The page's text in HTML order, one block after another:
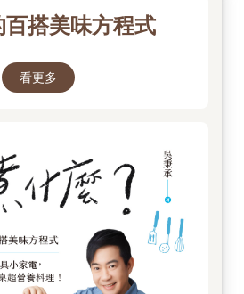
百搭美味方程式
看更多